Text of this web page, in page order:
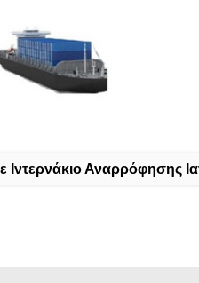
Ιντερνάκιο Αναρρόφησης